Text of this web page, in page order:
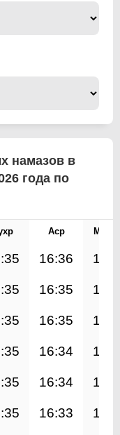
намазов в
года по
Аср
16:36
16:35
16:35
16:34
16:34
16:33